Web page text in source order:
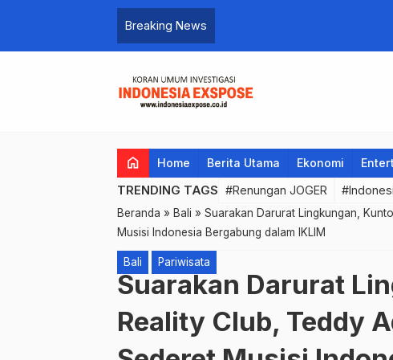
Breaking News
home Home Berita Utama Ekonomi
TRENDING TAGS #Renungan JOGER
Beranda » Bali » Suarakan Darurat Lingkungan,
Musisi Indonesia Bergabung dalam IKLIM
Bali Pariwisata
Suarakan Darurat
Reality Club, Teddy